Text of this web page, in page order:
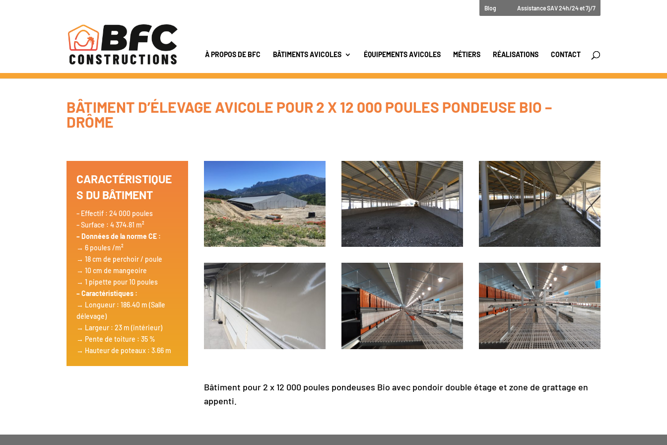
Blog Assistance SAV 24h/24 et 7j/7
À PROPOS DE BFC BÂTIMENTS AVICOLES ÉQUIPEMENTS AVICOLES MÉTIERS RÉALISATIONS CONTACT
BÂTIMENT D’ÉLEVAGE AVICOLE POUR 2 X 12 000 POULES PONDEUSE BIO –
DRÔME
CARACTÉRISTIQUE
S DU BÂTIMENT
– Effectif : 24 000 poules
– Surface : 4 374.81 m²
– Données de la norme CE :
→ 6 poules /m²
→ 18 cm de perchoir / poule
→ 10 cm de mangeoire
→ 1 pipette pour 10 poules
– Caractéristiques :
→ Longueur : 186.40 m (Salle
délevage)
→ Largeur : 23 m (intérieur)
→ Pente de toiture : 35 %
→ Hauteur de poteaux : 3.66 m
Bâtiment pour 2 x 12 000 poules pondeuses Bio avec pondoir double étage et zone de grattage en
appenti.